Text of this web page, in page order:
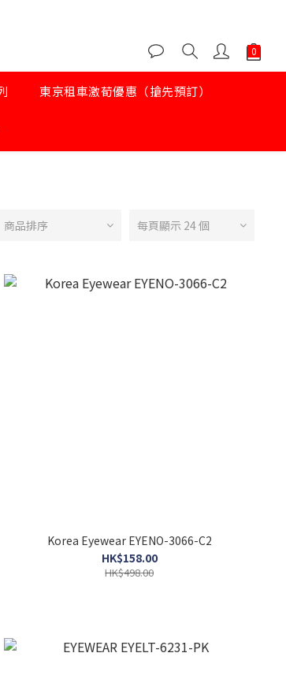
東京租車激荀優惠（搶先預訂）
商品排序 每頁顯示 24 個
Korea Eyewear EYENO-3066-C2
HK$158.00
HK$498.00